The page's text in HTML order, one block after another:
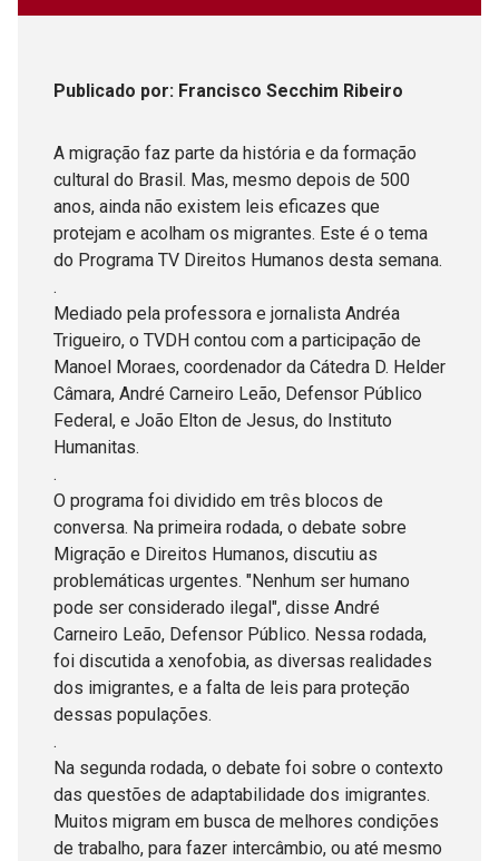
Publicado por: Francisco Secchim Ribeiro
A migração faz parte da história e da formação
cultural do Brasil. Mas, mesmo depois de 500
anos, ainda não existem leis eficazes que
protejam e acolham os migrantes. Este é o tema
do Programa TV Direitos Humanos desta semana.
.
Mediado pela professora e jornalista Andréa
Trigueiro, o TVDH contou com a participação de
Manoel Moraes, coordenador da Cátedra D. Helder
Câmara, André Carneiro Leão, Defensor Público
Federal, e João Elton de Jesus, do Instituto
Humanitas.
.
O programa foi dividido em três blocos de
conversa. Na primeira rodada, o debate sobre
Migração e Direitos Humanos, discutiu as
problemáticas urgentes. "Nenhum ser humano
pode ser considerado ilegal", disse André
Carneiro Leão, Defensor Público. Nessa rodada,
foi discutida a xenofobia, as diversas realidades
dos imigrantes, e a falta de leis para proteção
dessas populações.
.
Na segunda rodada, o debate foi sobre o contexto
das questões de adaptabilidade dos imigrantes.
Muitos migram em busca de melhores condições
de trabalho, para fazer intercâmbio, ou até mesmo